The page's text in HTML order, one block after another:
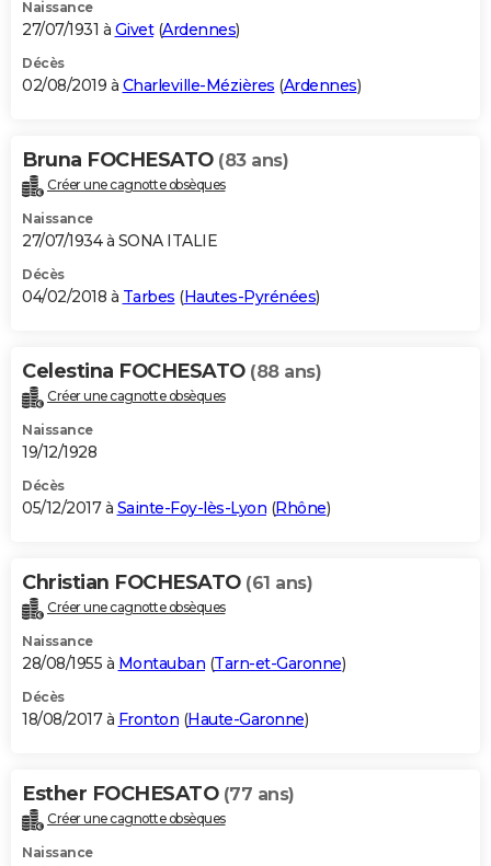
Naissance
27/07/1931 à Givet(Ardennes)
Décès
02/08/2019 à Charleville-Mézières (Ardennes)
Bruna FOCHESATO (83 ans)
Créer une cagnotte obsèques
Naissance
27/07/1934 à SONA ITALIE
Décès
04/02/2018 à Tarbes (Hautes-Pyrénées)
Celestina FOCHESATO (88 ans)
Créer une cagnotte obsèques
Naissance
19/12/1928
Décès
05/12/2017 à Sainte-Foy-lès-Lyon (Rhône)
Christian FOCHESATO (61 ans)
Créer une cagnotte obsèques
Naissance
28/08/1955 à Montauban (Tarn-et-Garonne)
Décès
18/08/2017 à Fronton (Haute-Garonne)
Esther FOCHESATO (77 ans)
Créer une cagnotte obsèques
Naissance